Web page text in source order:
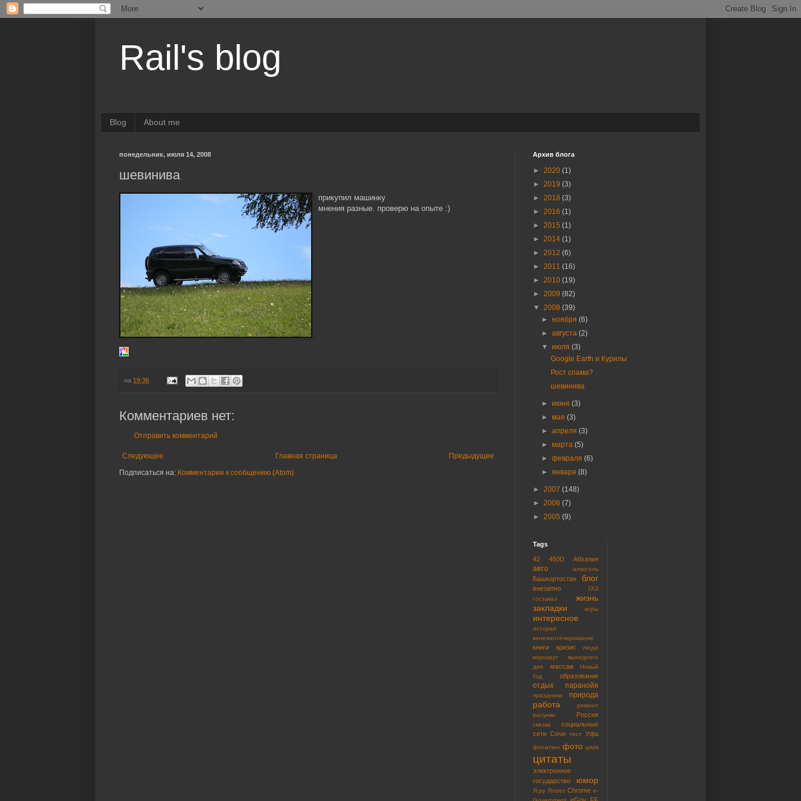
Rail's blog
Blog About me
понедельник, июля 14, 2008
шевинива
прикупил машинку
мнения разные. проверю на опыте :)
на 19:36
Комментариев нет:
Отправить комментарий
Следующее Предыдущее
Главная страница
Подписаться на: Комментарии к сообщению (Atom)
Архив блога
► 2020 (1)
► 2019 (3)
► 2018 (3)
► 2016 (1)
► 2015 (1)
► 2014 (1)
► 2012 (6)
► 2011 (16)
► 2010 (19)
► 2009 (82)
▼ 2008 (39)
►ноября(6)
►августа(2)
▼июля(3)
Google Earth и Курилы
Рост спама?
шевинива
►июня(3)
►мая(3)
►апреля(3)
►марта(5)
►февраля(6)
►января(8)
► 2007 (148)
► 2006 (7)
► 2005 (9)
Tags
42 450D Абхазия
авто алкоголь
Башкортостан блог
внезапно
ГАЗ
госзаказ
жизнь
закладки
игры
интересное
история
кинезиотепирование
книги кризис
люди
маршрут выходного
дня
массаж
Новый
Год
образование
отдых паранойя
праздники природа
работа
ремонт
рисунки
Россия
сказка
социальные
сети Сочи тест Уфа
флоатинг фото цирк
цитаты
электронное
государство
юмор
Я.ру Яndex Chrome e-